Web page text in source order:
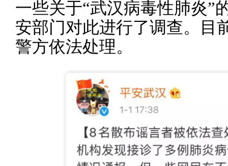
一些关于“武汉病毒性肺炎”
安部门对此进行了调查。目
警方依法处理。